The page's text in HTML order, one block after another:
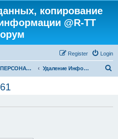
копирование
@R-TT
Login
Register
ЗАЩИТА ПЕРСОНАЛЬНЫХ ДАННЫХ И БЕЗОПАСНОСТЬ Удаление Информации с Диска